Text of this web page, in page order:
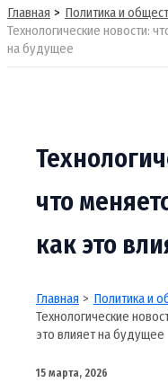
Главная
Политика и
Технологические новости:
на будущее
что
как это
Главная
Политика и
Технологические
это влияет на будущее
15 марта, 2026